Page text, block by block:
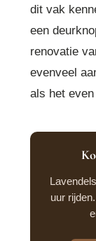
dit vak
een
renovatie
evenveel
als het
uur